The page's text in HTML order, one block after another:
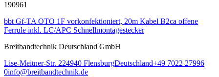
190961
bbt Gf-TA OTO 1F vorkonfektioniert, 20m Kabel B2ca offene
Ferrule inkl. LC/APC Schnellmontagestecker
Breitbandtechnik Deutschland GmbH
Lise-Meitner-Str. 224940 FlensburgDeutschland+49 7022 27996
0info@breitbandtechnik.de